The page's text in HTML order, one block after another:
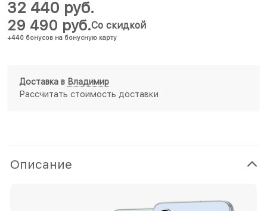
29 490 руб.
+440 бонусов на бонусную карту
Со скидкой
32 440 руб.
Доставка в Владимир
Рассчитать стоимость доставки
Описание